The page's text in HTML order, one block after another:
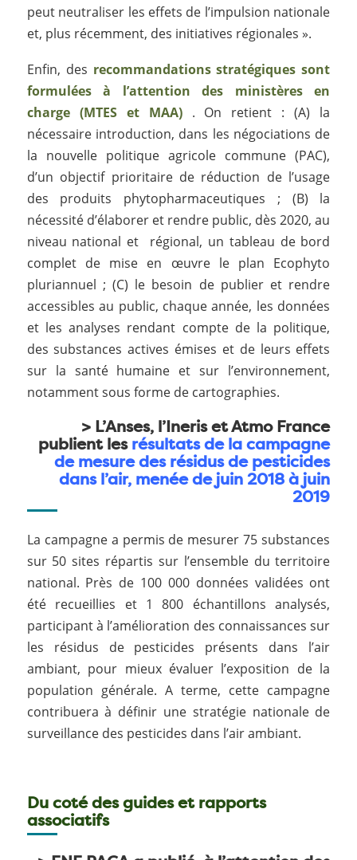
peut neutraliser les effets de l’impulsion nationale
et, plus récemment, des initiatives régionales ».
Enfin, des recommandations stratégiques sont
formulées à l’attention des ministères en
charge (MTES et MAA) . On retient : (A) la
nécessaire introduction, dans les négociations de
la nouvelle politique agricole commune (PAC),
d’un objectif prioritaire de réduction de l’usage
des produits phytopharmaceutiques ; (B) la
nécessité d’élaborer et rendre public, dès 2020, au
niveau national et régional, un tableau de bord
complet de mise en œuvre le plan Ecophyto
pluriannuel ; (C) le besoin de publier et rendre
accessibles au public, chaque année, les données
et les analyses rendant compte de la politique,
des substances actives émises et de leurs effets
sur la santé humaine et sur l’environnement,
notamment sous forme de cartographies.
> L’Anses, l’Ineris et Atmo France
publient lesrésultats de la campagne
de mesure des résidus de pesticides
dans l’air, menée de juin 2018 à juin
2019
La campagne a permis de mesurer 75 substances
sur 50 sites répartis sur l’ensemble du territoire
national. Près de 100 000 données validées ont
été recueillies et 1 800 échantillons analysés,
participant à l’amélioration des connaissances sur
les résidus de pesticides présents dans l’air
ambiant, pour mieux évaluer l’exposition de la
population générale. A terme, cette campagne
contribuera à définir une stratégie nationale de
surveillance des pesticides dans l’air ambiant.
Du coté des guides et rapports
associatifs